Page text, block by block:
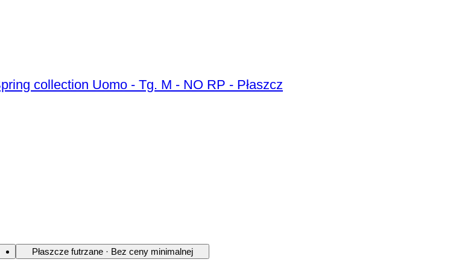
MONCLER Premium Collection Special Jacket Coat Spring collection Uomo - Tg. M - NO RP - Płaszcz
Płaszcze futrzane · Bez ceny minimalnej